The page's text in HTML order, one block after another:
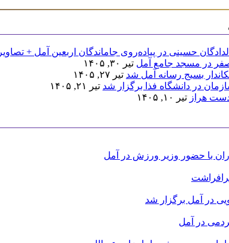
حسینی در پیاده‌روی جاماندگان اربعین آمل + تصاویر
در مسجد جامع آمل تیر ۳۰, ۱۴۰۵
بسیج رسانه آمل شد تیر ۲۷, ۱۴۰۵
در دانشگاه فذا برگزار شد تیر ۲۱, ۱۴۰۵
هراز تیر ۱۰, ۱۴۰۵
با حضور وزیر ورزش در آمل
در آمل برگزار شد
در آمل